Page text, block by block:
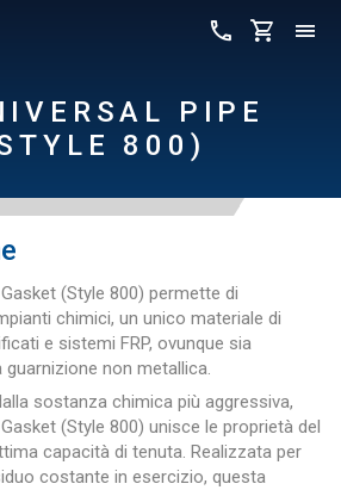
PIPE
800)
(Style 800) permette di
chimici, un unico materiale di
e sistemi FRP, ovunque sia
non metallica.
sostanza chimica più aggressiva,
(Style 800) unisce le proprietà del
capacità di tenuta. Realizzata per
costante in esercizio, questa